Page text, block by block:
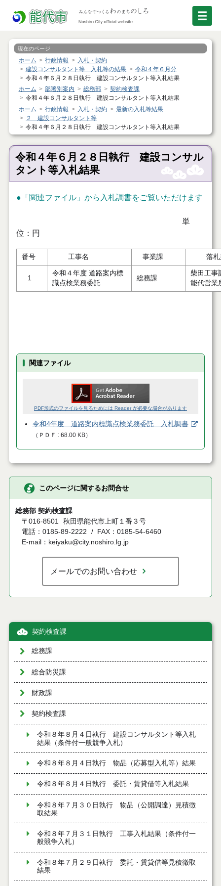
現在のページ
ホーム 行政情報
入札・契約
建設コンサルタント等 入札等の結果
令和４年６月分
令和４年６月２８日執行 建設コンサルタント等入札結果
ホーム
部署別案内 総務部
契約検査課
令和４年６月２８日執行 建設コンサルタント等入札結果
ホーム
行政情報 入札・契約
最新の入札等結果
２ 建設コンサルタント等
令和４年６月２８日執行 建設コンサルタント等入札結果
令和４年６月２８日執行 建設コンサル
タント等入札結果
● 「関連ファイル」 から入札調書をご覧いただけます
単
位：円
番号 工事名 事業課 落札
1
令和４年度 道路案内標
識点検業務委託
総務課
柴田工事
能代営業
関連ファイル
PDF形式のファイルを見るためには Reader が必要な場合があります
令和4年度 道路案内標識点検業務委託 入札調書
（ ＰＤＦ 68.00 KB）
このページに関するお問合せ
総務部 契約検査課
〒016-8501 秋田県能代市上町１番３号
電話：0185-89-2222
FAX：0185-54-6460
E-mail：keiyaku@city.noshiro.lg.jp
メールでのお問い合わせ
契約検査課
総務課
総合防災課
財政課
契約検査課
令和８年８月４日執行 建設コンサルタント等入札
結果（条件付一般競争入札）
令和８年８月４日執行 物品（応募型入札等）結果
令和８年８月４日執行 委託・賃貸借等入札結果
令和８年７月３０日執行 物品（公開調達）見積徴
取結果
令和８年７月３１日執行 工事入札結果（条件付一
般競争入札）
令和８年７月２９日執行 委託・賃貸借等見積徴取
結果